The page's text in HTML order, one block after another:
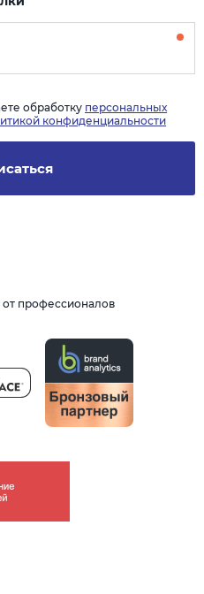
от профессионалов
обработку персональных
конфиденциальности